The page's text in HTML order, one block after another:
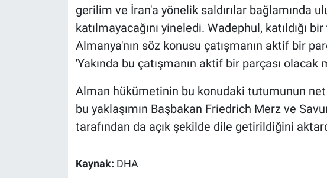
gerilim ve İran'a yönelik saldırılar bağlamında
katılmayacağını yineledi. Wadephul, katıldığı
Almanya'nın söz konusu çatışmanın aktif bir
'Yakında bu çatışmanın aktif bir parçası olacak
Alman hükümetinin bu konudaki tutumunun
bu yaklaşımın Başbakan Friedrich Merz ve
tarafından da açık şekilde dile getirildiğini
Kaynak: DHA
Türkiye'nin Geleceği
Türkiye'nin Gündemi
Yerel Gündem